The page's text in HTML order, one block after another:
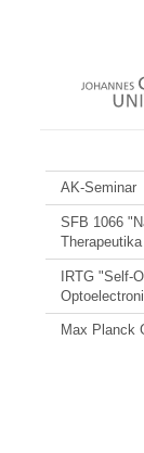
Mainz
AK-Seminar
SFB 1066
IRTG "Self-
Max Planck